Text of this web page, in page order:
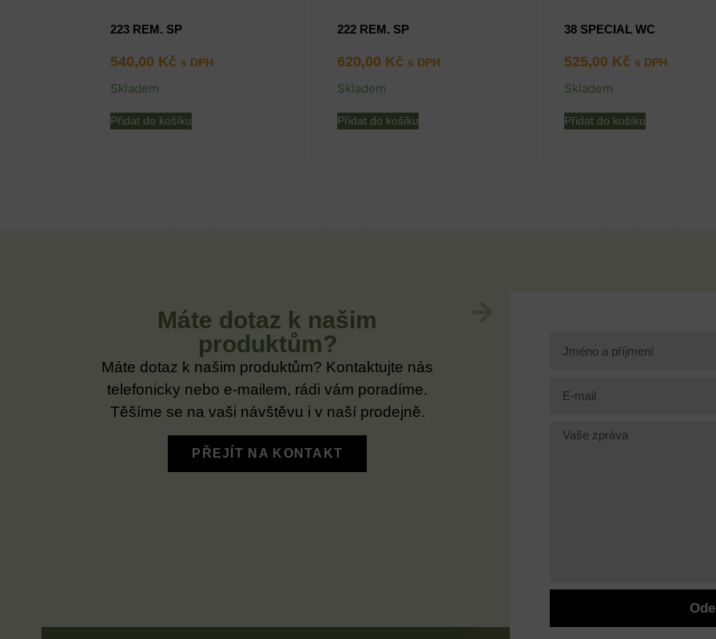
223 REM. SP
540,00 Kč s DPH
Skladem
Přidat do košíku
222 REM. SP
620,00 Kč s DPH
Skladem
Přidat do košíku
38 SPECIAL WC
525,00 Kč s DPH
Skladem
Přidat do košíku
Máte dotaz k našim
produktům?
Máte dotaz k našim produktům? Kontaktujte nás
telefonicky nebo e-mailem, rádi vám poradíme.
Těšíme se na vaši návštěvu i v naší prodejně.
PŘEJÍT NA KONTAKT